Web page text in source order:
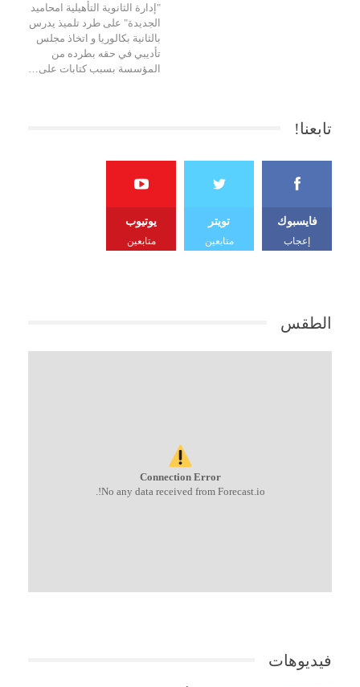
"إدارة الثانوية التأهيلية امحاميد
الجديدة" على طرد تلميذ يدرس
بالثانية بكالوريا و اتخاذ مجلس
تأديبي في حقه بطرده من
المؤسسة بسبب كتابات على…
تابعنا!
فايسبوك
إعجاب
تويتر
متابعين
يوتيوب
متابعين
الطقس
Connection Error
No any data received from Forecast.io!.
فيديوهات